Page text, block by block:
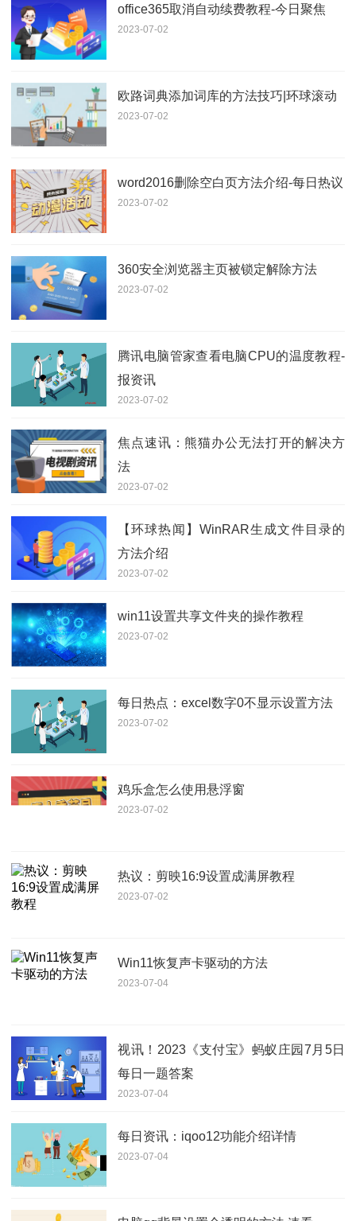
office365取消自动续费教程-今日聚焦
2023-07-02
欧路词典添加词库的方法技巧|环球滚动
2023-07-02
word2016删除空白页方法介绍-每日热议
2023-07-02
360安全浏览器主页被锁定解除方法
2023-07-02
腾讯电脑管家查看电脑CPU的温度教程-
报资讯
2023-07-02
焦点速讯：熊猫办公无法打开的解决方
法
2023-07-02
【环球热闻】WinRAR生成文件目录的
方法介绍
2023-07-02
win11设置共享文件夹的操作教程
2023-07-02
每日热点：excel数字0不显示设置方法
2023-07-02
鸡乐盒怎么使用悬浮窗
2023-07-02
热议：剪映16:9设置成满屏教程
2023-07-02
Win11恢复声卡驱动的方法
2023-07-04
视讯！2023《支付宝》蚂蚁庄园7月5日
每日一题答案
2023-07-04
每日资讯：iqoo12功能介绍详情
2023-07-04